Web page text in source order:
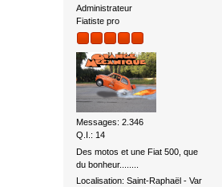
Administrateur
Fiatiste pro
Messages: 2.346
Q.I.: 14
Des motos et une Fiat 500, que
du bonheur........
Localisation: Saint-Raphaël - Var